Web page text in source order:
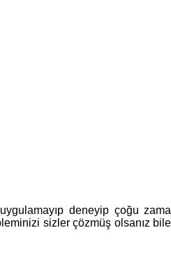
deneyip çoğu
sizler çözmüş olsanız